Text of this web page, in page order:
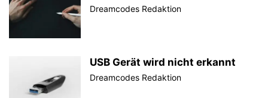
Dreamcodes Redaktion
USB Gerät wird nicht erkannt
Dreamcodes Redaktion